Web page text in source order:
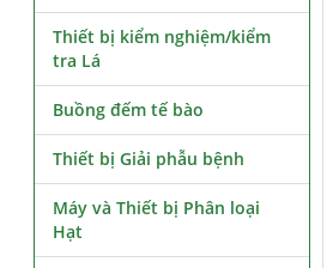
Thiết bị kiểm nghiệm/kiểm
tra Lá
Buồng đếm tế bào
Thiết bị Giải phẫu bệnh
Máy và Thiết bị Phân loại
Hạt